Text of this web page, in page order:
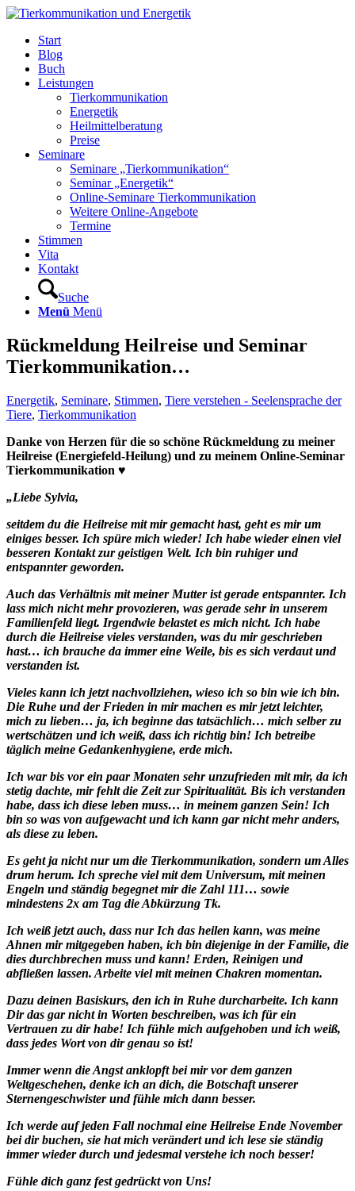
Start
Blog
Buch
Leistungen
Tierkommunikation
Energetik
Heilmittelberatung
Preise
Seminare
Seminare „Tierkommunikation“
Seminar „Energetik“
Online-Seminare Tierkommunikation
Weitere Online-Angebote
Termine
Stimmen
Vita
Kontakt
Suche
Menü Menü
Rückmeldung Heilreise und Seminar
Tierkommunikation…
Energetik, Seminare, Stimmen, Tiere verstehen - Seelensprache der
Tiere, Tierkommunikation
Danke von Herzen für die so schöne Rückmeldung zu meiner
Heilreise (Energiefeld-Heilung) und zu meinem Online-Seminar
Tierkommunikation ♥
„Liebe Sylvia,
seitdem du die Heilreise mit mir gemacht hast, geht es mir um
einiges besser. Ich spüre mich wieder! Ich habe wieder einen viel
besseren Kontakt zur geistigen Welt. Ich bin ruhiger und
entspannter geworden.
Auch das Verhältnis mit meiner Mutter ist gerade entspannter. Ich
lass mich nicht mehr provozieren, was gerade sehr in unserem
Familienfeld liegt. Irgendwie belastet es mich nicht. Ich habe
durch die Heilreise vieles verstanden, was du mir geschrieben
hast… ich brauche da immer eine Weile, bis es sich verdaut und
verstanden ist.
Vieles kann ich jetzt nachvollziehen, wieso ich so bin wie ich bin.
Die Ruhe und der Frieden in mir machen es mir jetzt leichter,
mich zu lieben… ja, ich beginne das tatsächlich… mich selber zu
wertschätzen und ich weiß, dass ich richtig bin! Ich betreibe
täglich meine Gedankenhygiene, erde mich.
Ich war bis vor ein paar Monaten sehr unzufrieden mit mir, da ich
stetig dachte, mir fehlt die Zeit zur Spiritualität. Bis ich verstanden
habe, dass ich diese leben muss… in meinem ganzen Sein! Ich
bin so was von aufgewacht und ich kann gar nicht mehr anders,
als diese zu leben.
Es geht ja nicht nur um die Tierkommunikation, sondern um Alles
drum herum. Ich spreche viel mit dem Universum, mit meinen
Engeln und ständig begegnet mir die Zahl 111… sowie
mindestens 2x am Tag die Abkürzung Tk.
Ich weiß jetzt auch, dass nur Ich das heilen kann, was meine
Ahnen mir mitgegeben haben, ich bin diejenige in der Familie, die
dies durchbrechen muss und kann! Erden, Reinigen und
abfließen lassen. Arbeite viel mit meinen Chakren momentan.
Dazu deinen Basiskurs, den ich in Ruhe durcharbeite. Ich kann
Dir das gar nicht in Worten beschreiben, was ich für ein
Vertrauen zu dir habe! Ich fühle mich aufgehoben und ich weiß,
dass jedes Wort von dir genau so ist!
Immer wenn die Angst anklopft bei mir vor dem ganzen
Weltgeschehen, denke ich an dich, die Botschaft unserer
Sternengeschwister und fühle mich dann besser.
Ich werde auf jeden Fall nochmal eine Heilreise Ende November
bei dir buchen, sie hat mich verändert und ich lese sie ständig
immer wieder durch und jedesmal verstehe ich noch besser!
Fühle dich ganz fest gedrückt von Uns!